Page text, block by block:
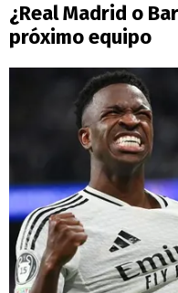
¿Real Madrid o
próximo equipo